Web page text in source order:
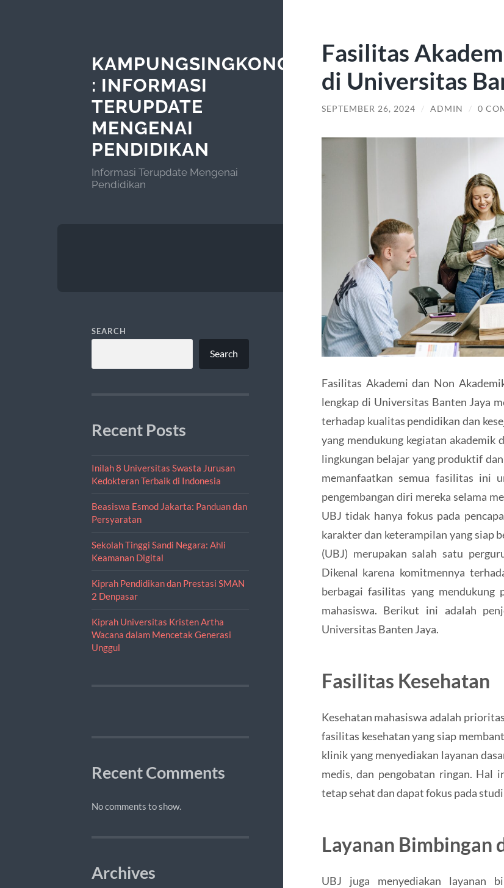
KAMPUNGSINGKONGSALATIGA
: INFORMASI
TERUPDATE
MENGENAI
PENDIDIKAN
Informasi Terupdate Mengenai
Pendidikan
SEARCH
Search
Recent Posts
Inilah 8 Universitas Swasta Jurusan
Kedokteran Terbaik di Indonesia
Beasiswa Esmod Jakarta: Panduan dan
Persyaratan
Sekolah Tinggi Sandi Negara: Ahli
Keamanan Digital
Kiprah Pendidikan dan Prestasi SMAN
2 Denpasar
Kiprah Universitas Kristen Artha
Wacana dalam Mencetak Generasi
Unggul
Recent Comments
No comments to show.
Archives
Fasilitas
di Universitas
SEPTEMBER 26, 2024 / ADMIN / 0
Fasilitas Akademi dan Non
lengkap di Universitas Banten Jaya
terhadap kualitas pendidikan dan
yang mendukung kegiatan akademik
lingkungan belajar yang produktif
memanfaatkan semua fasilitas ini
pengembangan diri mereka selama
UBJ tidak hanya fokus pada
karakter dan keterampilan yang siap
(UBJ) merupakan salah satu
Dikenal karena komitmennya
berbagai fasilitas yang mendukung
mahasiswa. Berikut ini adalah
Universitas Banten Jaya.
Fasilitas Kesehatan
Kesehatan mahasiswa adalah
fasilitas kesehatan yang siap
klinik yang menyediakan layanan
medis, dan pengobatan ringan.
tetap sehat dan dapat fokus pada
Layanan Bimbingan
UBJ juga menyediakan layanan